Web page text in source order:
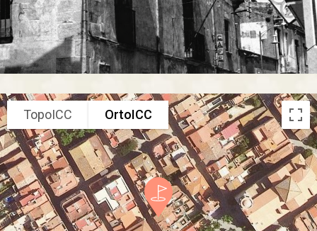
TopoICC OrtoICC